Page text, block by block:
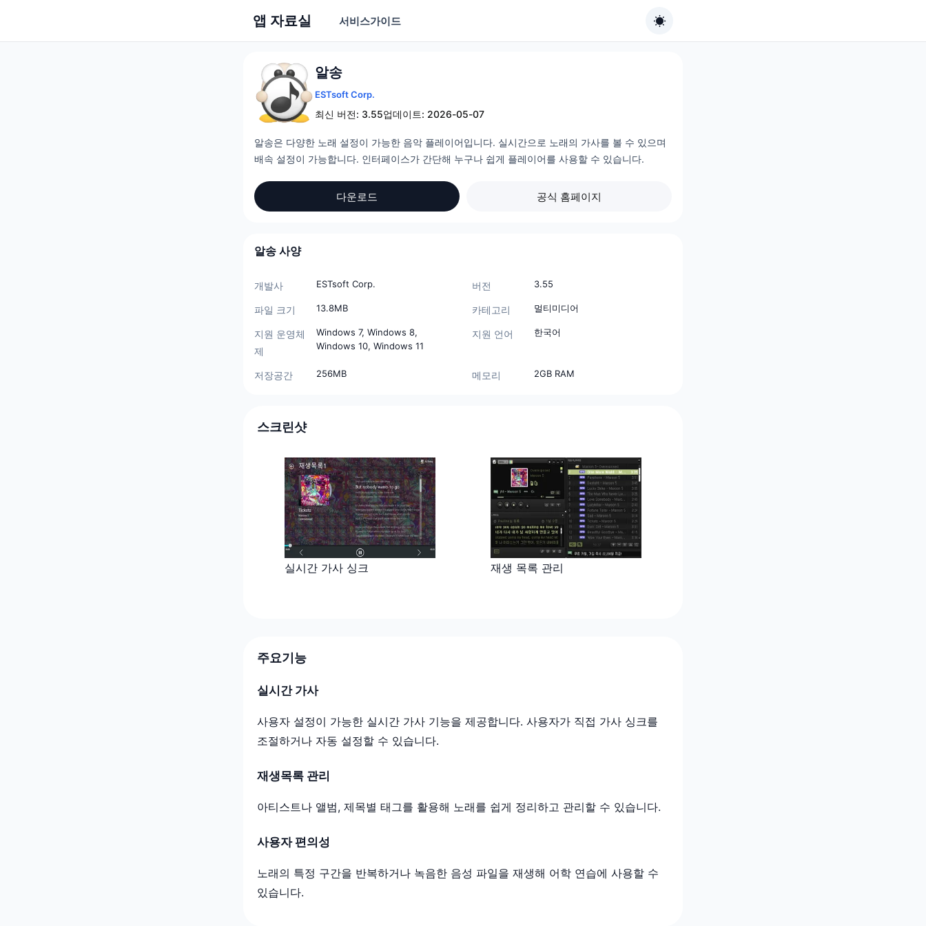
앱 자료실 서비스가이드
알송
ESTsoft Corp.
최신 버전: 3.55업데이트: 2026-05-07
알송은 다양한 노래 설정이 가능한 음악 플레이어입니다. 실시간으로 노래의 가사를 볼 수 있으며
배속 설정이 가능합니다. 인터페이스가 간단해 누구나 쉽게 플레이어를 사용할 수 있습니다.
다운로드 공식 홈페이지
알송 사양
개발사 ESTsoft Corp. 버전 3.55
파일 크기 13.8MB 카테고리 멀티미디어
지원 운영체
제
Windows 7, Windows 8,
Windows 10, Windows 11
지원 언어 한국어
저장공간 256MB 메모리 2GB RAM
스크린샷
실시간 가사 싱크 재생 목록 관리
주요기능
실시간 가사
사용자 설정이 가능한 실시간 가사 기능을 제공합니다. 사용자가 직접 가사 싱크를
조절하거나 자동 설정할 수 있습니다.
재생목록 관리
아티스트나 앨범, 제목별 태그를 활용해 노래를 쉽게 정리하고 관리할 수 있습니다.
사용자 편의성
노래의 특정 구간을 반복하거나 녹음한 음성 파일을 재생해 어학 연습에 사용할 수
있습니다.